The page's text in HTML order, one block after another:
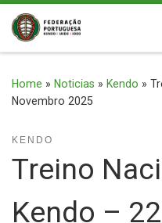
Skip to content
Home » Noticias » Kendo »
Novembro 2025
KENDO
Treino
Kendo –